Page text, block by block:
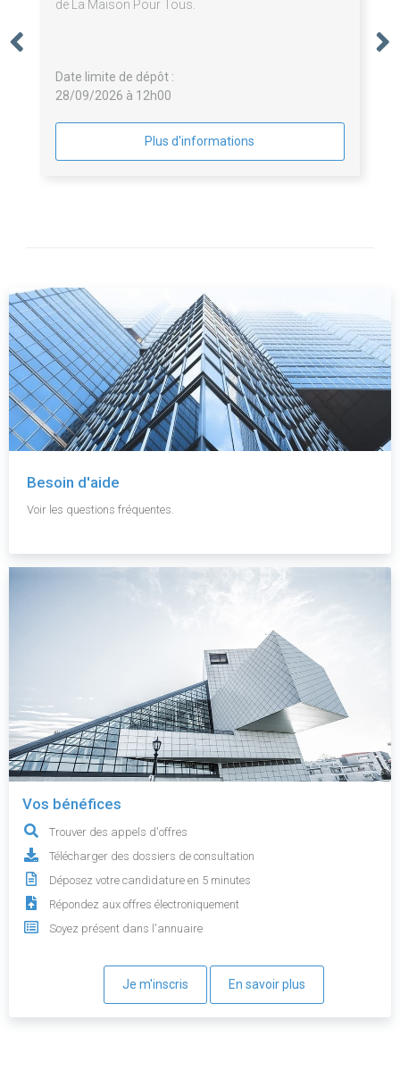
de La Maison Pour Tous.
Date limite de dépôt :
28/09/2026 à 12h00
Plus d'informations
Besoin d'aide
Voir les questions fréquentes.
Vos bénéfices
Trouver des appels d'offres
Télécharger des dossiers de consultation
Déposez votre candidature en 5 minutes
Répondez aux offres électroniquement
Soyez présent dans l'annuaire
Je m'inscris En savoir plus